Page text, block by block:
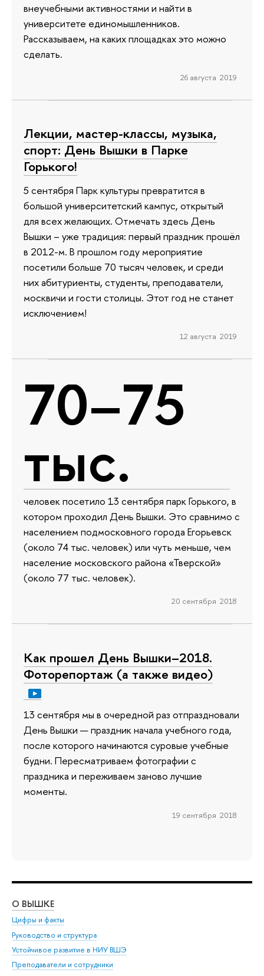
внеучебными активностями и найти в
университете единомышленников.
Рассказываем, на каких площадках это можно
сделать.
26 августа 2019
Лекции, мастер-классы, музыка,
спорт: День Вышки в Парке
Горького!
5 сентября Парк культуры превратится в
большой университетский кампус, открытый
для всех желающих. Отмечать здесь День
Вышки – уже традиция: первый праздник прошёл
в 2012-м. В прошлом году мероприятие
посетили больше 70 тысяч человек, и среди
них абитуриенты, студенты, преподаватели,
москвичи и гости столицы. Этот год не станет
исключением!
12 августа 2019
70–75
тыс.
человек посетило 13 сентября парк Горького, в
котором проходил День Вышки. Это сравнимо с
населением подмосковного города Егорьевск
(около 74 тыс. человек) или чуть меньше, чем
население московского района «Тверской»
(около 77 тыс. человек).
20 сентября 2018
Как прошел День Вышки–2018.
Фоторепортаж (а также видео)
13 сентября мы в очередной раз отпраздновали
День Вышки — праздник начала учебного года,
после которого начинаются суровые учебные
будни. Пересматриваем фотографии с
праздника и переживаем заново лучшие
моменты.
19 сентября 2018
О ВЫШКЕ
Цифры и факты
Руководство и структура
Устойчивое развитие в НИУ ВШЭ
Преподаватели и сотрудники